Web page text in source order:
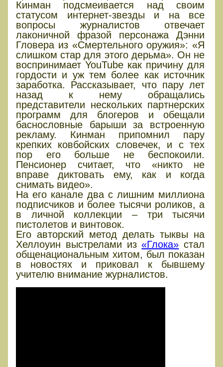
Кинман подсмеивается над своим
статусом интернет-звезды и на все
вопросы журналистов отвечает
лаконичной фразой персонажа Дэнни
Гловера из «Смертельного оружия»: «Я
слишком стар для этого дерьма». Он не
воспринимает YouTube как причину для
гордости и уж тем более как источник
заработка. Рассказывает, что пару лет
назад к нему обращались
представители нескольких партнерских
программ для блогеров и обещали
баснословные барыши за встроенную
рекламу. Кинман припомнил пару
крепких ковбойских словечек, и с тех
пор его больше не беспокоили.
Пенсионер считает, что «никто не
вправе диктовать ему, как и когда
снимать видео».
На его канале два с лишним миллиона
подписчиков и более тысячи роликов, а
в личной коллекции – три тысячи
пистолетов и винтовок.
Его авторский метод делать тыквы на
Хеллоуин выстрелами из «Глока» стал
общенациональным хитом, был показан
в новостях и приковал к бывшему
учителю внимание журналистов.